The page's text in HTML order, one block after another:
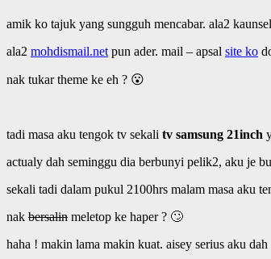
amik ko tajuk yang sungguh mencabar. ala2
ala2 mohdismail.net pun ader. mail – apsal site ko
nak tukar theme ke eh ? 😮
tadi masa aku tengok tv sekali tv samsung 21inch
actualy dah seminggu dia berbunyi pelik2, aku je
sekali tadi dalam pukul 2100hrs malam masa aku
nak bersalin meletop ke haper ? 🙄
haha ! makin lama makin kuat. aisey serius aku